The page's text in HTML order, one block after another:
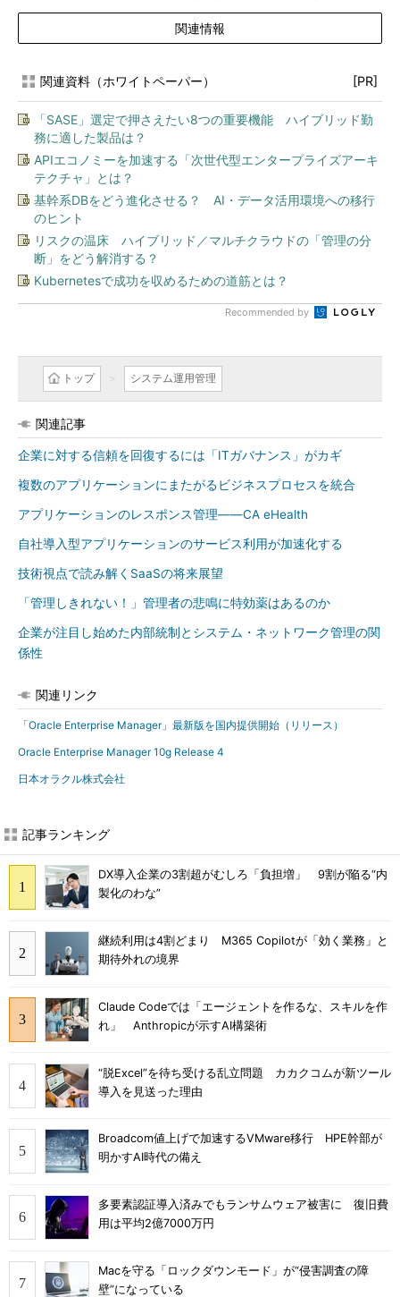
関連情報
関連資料（ホワイトペーパー） [PR]
「SASE」選定で押さえたい8つの重要機能 ハイブリッド勤
務に適した製品は？
APIエコノミーを加速する「次世代型エンタープライズアーキ
テクチャ」とは？
基幹系DBをどう進化させる？ AI・データ活用環境への移行
のヒント
リスクの温床 ハイブリッド／マルチクラウドの「管理の分
断」をどう解消する？
Kubernetesで成功を収めるための道筋とは？
Recommended by
トップ システム運用管理
関連記事
企業に対する信頼を回復するには「ITガバナンス」がカギ
複数のアプリケーションにまたがるビジネスプロセスを統合
アプリケーションのレスポンス管理――CA eHealth
自社導入型アプリケーションのサービス利用が加速化する
技術視点で読み解くSaaSの将来展望
「管理しきれない！」管理者の悲鳴に特効薬はあるのか
企業が注目し始めた内部統制とシステム・ネットワーク管理の関
係性
関連リンク
「Oracle Enterprise Manager」最新版を国内提供開始（リリース）
Oracle Enterprise Manager 10g Release 4
日本オラクル株式会社
記事ランキング
DX導入企業の3割超がむしろ「負担増」 9割が陥る“内
製化のわな”
継続利用は4割どまり M365 Copilotが「効く業務」と
期待外れの境界
Claude Codeでは「エージェントを作るな、スキルを作
れ」 Anthropicが示すAI構築術
“脱Excel”を待ち受ける乱立問題 カカクコムが新ツール
導入を見送った理由
Broadcom値上げで加速するVMware移行 HPE幹部が
明かすAI時代の備え
多要素認証導入済みでもランサムウェア被害に 復旧費
用は平均2億7000万円
Macを守る「ロックダウンモード」が“侵害調査の障
壁”になっている